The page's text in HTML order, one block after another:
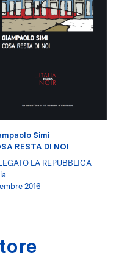
Simi
RESTA DI NOI
LA REPUBBLICA
2016